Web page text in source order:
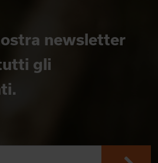
newsletter
gli